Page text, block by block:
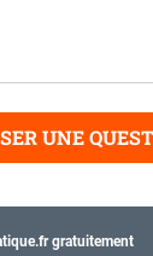
UNE
gratuitement